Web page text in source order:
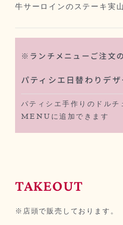
牛サーロインのステーキ実
※店頭で販売しております。
TAKEOUT
※ランチメニューご注文
パティシエ日替わりデ
パティシエ手作りのドル
MENUに追加できます